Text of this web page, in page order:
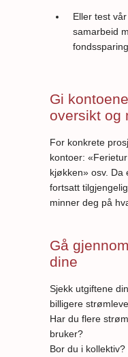
Eller test vår
samarbeid
Gi
oversikt og
For konkrete
kontoer:
kjøkken» osv. Da
fortsatt
minner deg på
Gå
dine
Sjekk utgiftene
billigere
Har du flere
bruker?
Bor du i